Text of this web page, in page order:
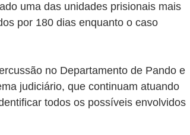
uma das unidades prisionais mais
por 180 dias enquanto o caso
no Departamento de Pando e
judiciário, que continuam atuando
todos os possíveis envolvidos